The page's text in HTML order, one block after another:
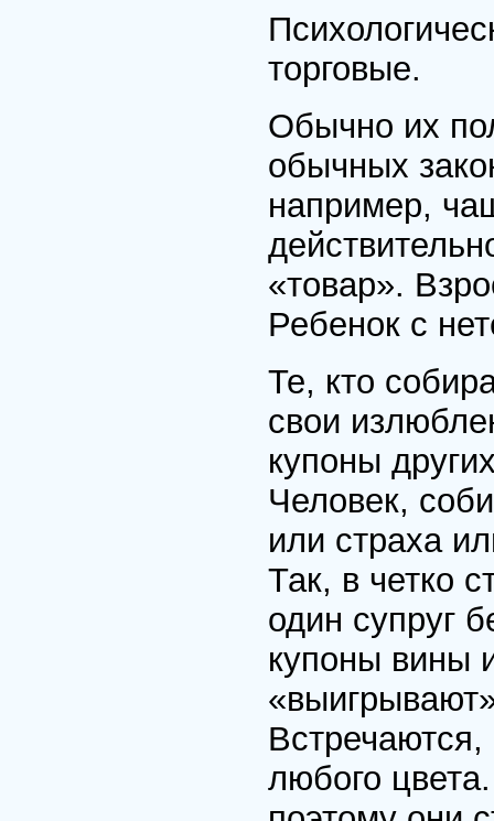
торговые.
Обычно их
обычных
например,
«товар».
Ребенок с
Те, кто
свои
купоны
Человек,
или страха
Так, в четко
один супруг
купоны вины
любого